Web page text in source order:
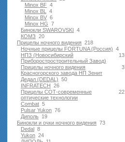
4
Minox BF
4
Minox BL
6
Minox BV
7
Minox HG
4
Бинокли SWAROVSKI
20
КОМЗ
218
Прицелы ночного видения
4
Ночные прицелы FORTUNA (Россия)
13
НПЗ (Новосибирский
Приборостростроительный Завод)
3
Прицелы ночного видения
Красногорского завода НП Зенит
50
Дедал (DEDAL)
26
INFRATECH
22
Прицелы СОТ-современные
оптические технологии
5
Combat
76
Pulsar Yukon
19
Диполь
73
Бинокли и очки ночного видения
8
Dedal
24
Yukon